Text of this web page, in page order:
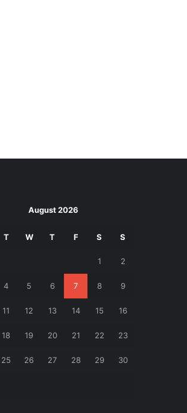
August 2026
T W T F S S
1 2
4 5 6 7 8 9
11 12 13 14 15 16
18 19 20 21 22 23
25 26 27 28 29 30